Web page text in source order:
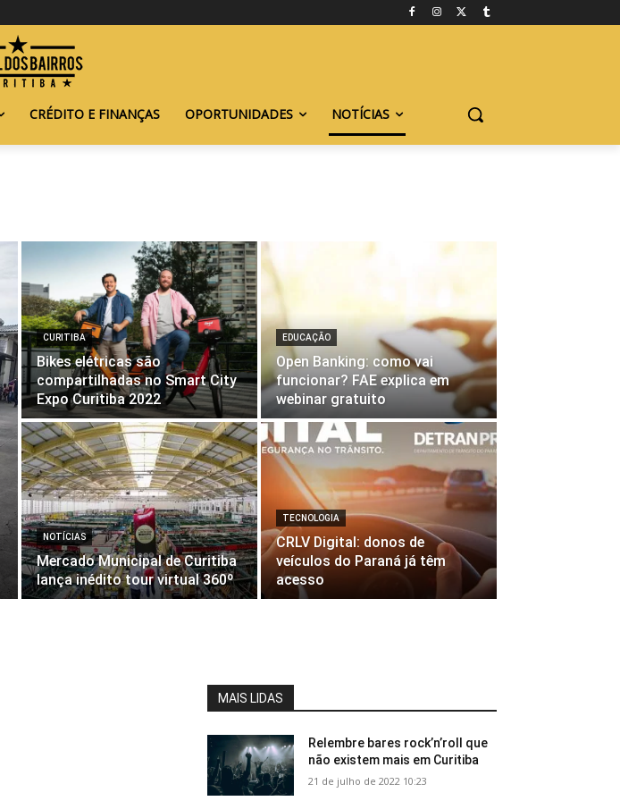
CRÉDITO E FINANÇAS OPORTUNIDADES NOTÍCIAS
CURITIBA
Bikes elétricas são
compartilhadas no Smart City
Expo Curitiba 2022
EDUCAÇÃO
Open Banking: como vai
funcionar? FAE explica em
webinar gratuito
NOTÍCIAS
Mercado Municipal de Curitiba
lança inédito tour virtual 360º
TECNOLOGIA
CRLV Digital: donos de
veículos do Paraná já têm
acesso
MAIS LIDAS
Relembre bares rock’n’roll que
não existem mais em Curitiba
21 de julho de 2022 10:23